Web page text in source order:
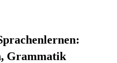
Grammatik